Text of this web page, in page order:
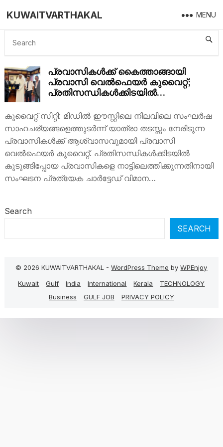
KUWAITVARTHAKAL MENU
PRAVASI WELFARE KUWAIT
പ്രവാസികൾക്ക് കൈത്താങ്ങായി
പ്രവാസി വെൽഫെയർ കുവൈറ്റ്;
പ്രതിസന്ധികൾക്കിടയിൽ
വിമാനമൊരുക്കി മാതൃക
കുവൈറ്റ് സിറ്റി: മിഡിൽ ഈസ്റ്റിലെ നിലവിലെ സംഘർഷ
സാഹചര്യങ്ങളെത്തുടർന്ന് യാത്രാ തടസ്സം നേരിടുന്ന
പ്രവാസികൾക്ക് ആശ്വാസവുമായി പ്രവാസി
വെൽഫെയർ കുവൈറ്റ്. പ്രതിസന്ധികൾക്കിടയിൽ
കുടുങ്ങിപ്പോയ പ്രവാസികളെ നാട്ടിലെത്തിക്കുന്നതിനായി
സംഘടന പ്രത്യേക ചാർട്ടേഡ് വിമാന…
Search
SEARCH
© 2026 KUWAITVARTHAKAL -WordPress Theme byWPEnjoy
Kuwait
Gulf India International Kerala
TECHNOLOGY
Business
GULF JOB PRIVACY POLICY